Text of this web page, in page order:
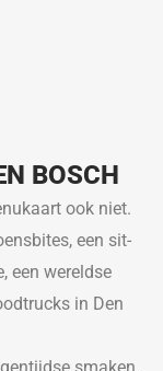
BOSCH
ook niet.
een sit-
een wereldse
in Den